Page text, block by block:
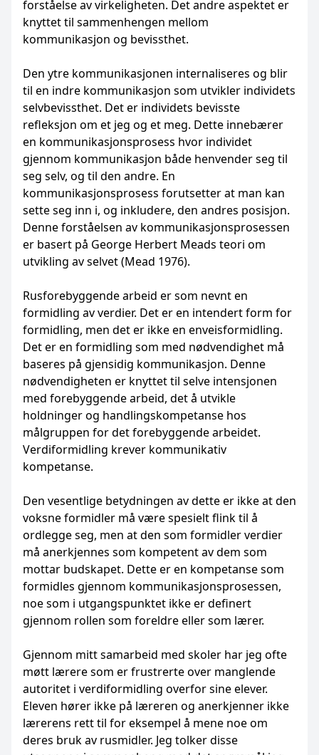
forståelse av virkeligheten. Det andre aspektet er
knyttet til sammenhengen mellom
kommunikasjon og bevissthet.
Den ytre kommunikasjonen internaliseres og blir
til en indre kommunikasjon som utvikler individets
selvbevissthet. Det er individets bevisste
refleksjon om et jeg og et meg. Dette innebærer
en kommunikasjonsprosess hvor individet
gjennom kommunikasjon både henvender seg til
seg selv, og til den andre. En
kommunikasjonsprosess forutsetter at man kan
sette seg inn i, og inkludere, den andres posisjon.
Denne forståelsen av kommunikasjonsprosessen
er basert på George Herbert Meads teori om
utvikling av selvet (Mead 1976).
Rusforebyggende arbeid er som nevnt en
formidling av verdier. Det er en intendert form for
formidling, men det er ikke en enveisformidling.
Det er en formidling som med nødvendighet må
baseres på gjensidig kommunikasjon. Denne
nødvendigheten er knyttet til selve intensjonen
med forebyggende arbeid, det å utvikle
holdninger og handlingskompetanse hos
målgruppen for det forebyggende arbeidet.
Verdiformidling krever kommunikativ
kompetanse.
Den vesentlige betydningen av dette er ikke at den
voksne formidler må være spesielt flink til å
ordlegge seg, men at den som formidler verdier
må anerkjennes som kompetent av dem som
mottar budskapet. Dette er en kompetanse som
formidles gjennom kommunikasjonsprosessen,
noe som i utgangspunktet ikke er definert
gjennom rollen som foreldre eller som lærer.
Gjennom mitt samarbeid med skoler har jeg ofte
møtt lærere som er frustrerte over manglende
autoritet i verdiformidling overfor sine elever.
Eleven hører ikke på læreren og anerkjenner ikke
lærerens rett til for eksempel å mene noe om
deres bruk av rusmidler. Jeg tolker disse